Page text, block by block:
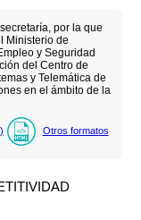
por la que
Ministerio de
y Seguridad
del Centro de
y Telemática de
en el ámbito de la
) Otros formatos